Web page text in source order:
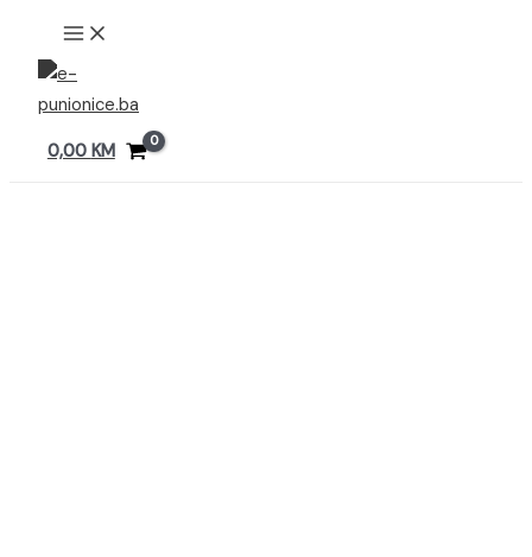
Preskoči
sadržaj
MAIN
MENU
0,00 KM